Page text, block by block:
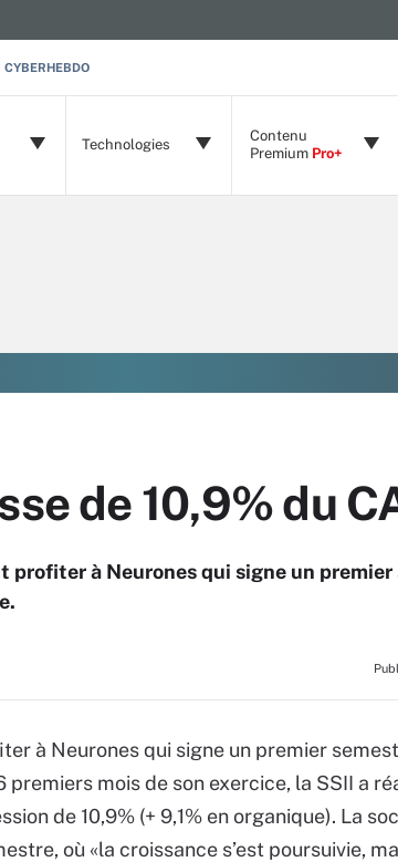
CYBERHEBDO
Technologies
Contenu
Premium Pro+
de 10,9% du
profiter à Neurones qui signe un
à Neurones qui signe un premier
premiers mois de son exercice, la SSII a
de 10,9% (+ 9,1% en organique). La
où «la croissance s’est poursuivie,